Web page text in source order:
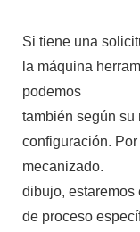
Si tiene una
la máquina
podemos
también según su
configuración.
mecanizado.
dibujo, estaremos
de proceso